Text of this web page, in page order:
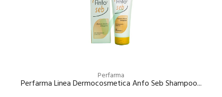
Perfarma
Perfarma Linea Dermocosmetica Anfo Seb Shampoo...